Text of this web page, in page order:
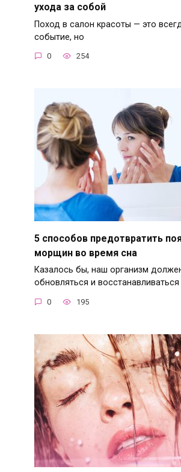
ухода за собой
Поход в салон красоты — это
событие, но
0 254
5 способов предотвратить
морщин во время сна
Казалось бы, наш организм
обновляться и восстанавливаться
0 195